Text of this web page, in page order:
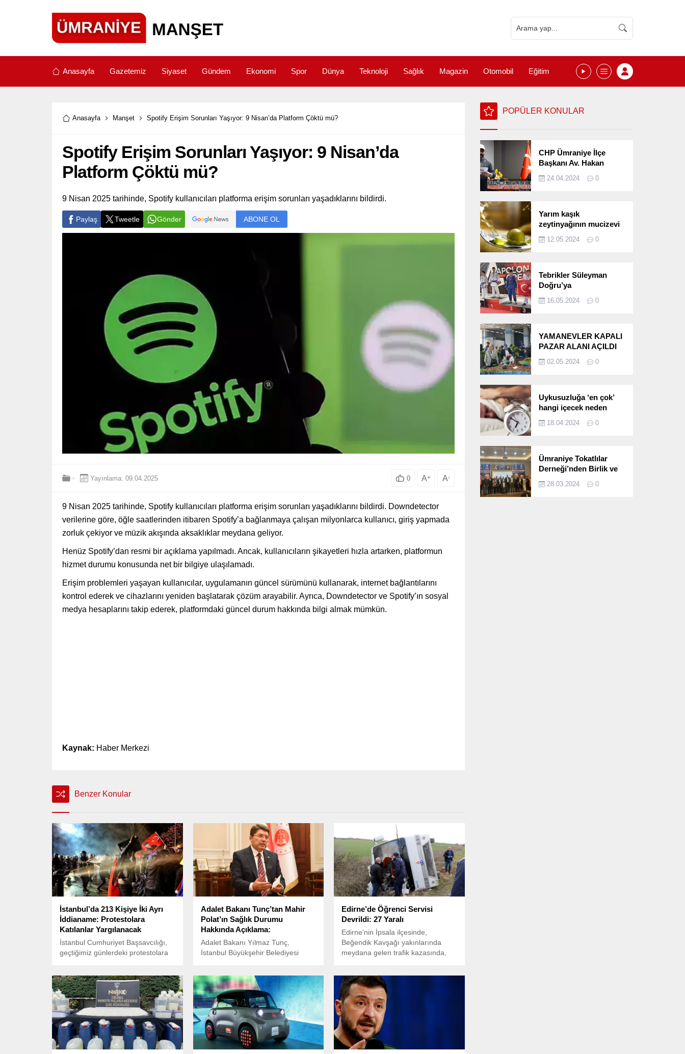
Anasayfa Gazetemiz Siyaset Gündem Ekonomi Spor Dünya Teknoloji Sağlık Magazin Otomobil Eğitim
Anasayfa Manşet Spotify Erişim Sorunları Yaşıyor: 9 Nisan’da Platform Çöktü mü?
Spotify Erişim Sorunları Yaşıyor: 9 Nisan’da
Platform Çöktü mü?
9 Nisan 2025 tarihinde, Spotify kullanıcıları platforma erişim sorunları yaşadıklarını bildirdi.
Paylaş Tweetle Gönder ABONE OL
Yayınlama: 09.04.2025 0 A+ A-
9 Nisan 2025 tarihinde, Spotify kullanıcıları platforma erişim sorunları yaşadıklarını bildirdi. Downdetector
verilerine göre, öğle saatlerinden itibaren Spotify’a bağlanmaya çalışan milyonlarca kullanıcı, giriş yapmada
zorluk çekiyor ve müzik akışında aksaklıklar meydana geliyor.
Henüz Spotify’dan resmi bir açıklama yapılmadı. Ancak, kullanıcıların şikayetleri hızla artarken, platformun
hizmet durumu konusunda net bir bilgiye ulaşılamadı.
Erişim problemleri yaşayan kullanıcılar, uygulamanın güncel sürümünü kullanarak, internet bağlantılarını
kontrol ederek ve cihazlarını yeniden başlatarak çözüm arayabilir. Ayrıca, Downdetector ve Spotify’ın sosyal
medya hesaplarını takip ederek, platformdaki güncel durum hakkında bilgi almak mümkün.
Kaynak: Haber Merkezi
Benzer Konular
İstanbul’da 213 Kişiye İki Ayrı
İddianame: Protestolara
Katılanlar Yargılanacak
İstanbul Cumhuriyet Başsavcılığı,
geçtiğimiz günlerdeki protestolara
iddianame hazırladı.
Adalet Bakanı Tunç’tan Mahir
Polat’ın Sağlık Durumu
Hakkında Açıklama:
Adalet Bakanı Yılmaz Tunç,
İstanbul Büyükşehir Belediyesi
gelişmeleri açıkladı.
Edirne’de Öğrenci Servisi
Devrildi: 27 Yaralı
Edirne’nin İpsala ilçesinde,
Beğendik Kavşağı yakınlarında
meydana gelen trafik kazasında,
midibüsü devrildi.
POPÜLER KONULAR
CHP Ümraniye İlçe
Başkanı Av. Hakan
Seçimlerini
24.04.2024 0
Yarım kaşık
zeytinyağının mucizevi
12.05.2024 0
Tebrikler Süleyman
Doğru’ya
16.05.2024 0
YAMANEVLER KAPALI
PAZAR ALANI AÇILDI
02.05.2024 0
Uykusuzluğa ‘en çok’
hangi içecek neden
18.04.2024 0
Ümraniye Tokatlılar
Derneği’nden Birlik ve
Programı
28.03.2024 0